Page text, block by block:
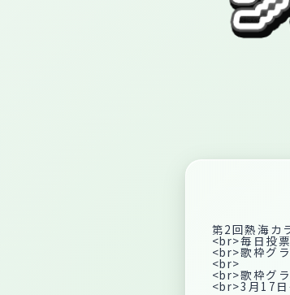
第2回熱海カ
<br>毎日投
<br>歌枠グ
<br>
<br>歌枠グ
<br>3月17